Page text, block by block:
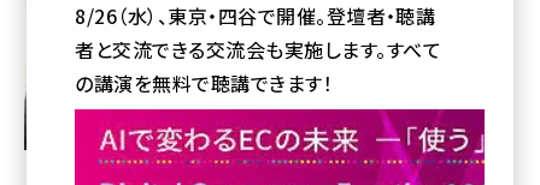
yahoo (1910)
楽天 (1878)
アスクル (1126)
8/26（水）、東京・四谷で開催。登壇者・聴講
者と交流できる交流会も実施します。すべて
の講演を無料で聴講できます！